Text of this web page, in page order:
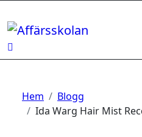
till
innehåll
Hem
Blogg
Ida Warg Hair Mist